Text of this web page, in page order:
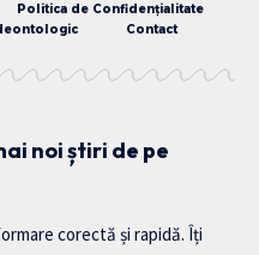
Politica de Confidențialitate
Contact
noi știri de pe
corectă și rapidă. Îți